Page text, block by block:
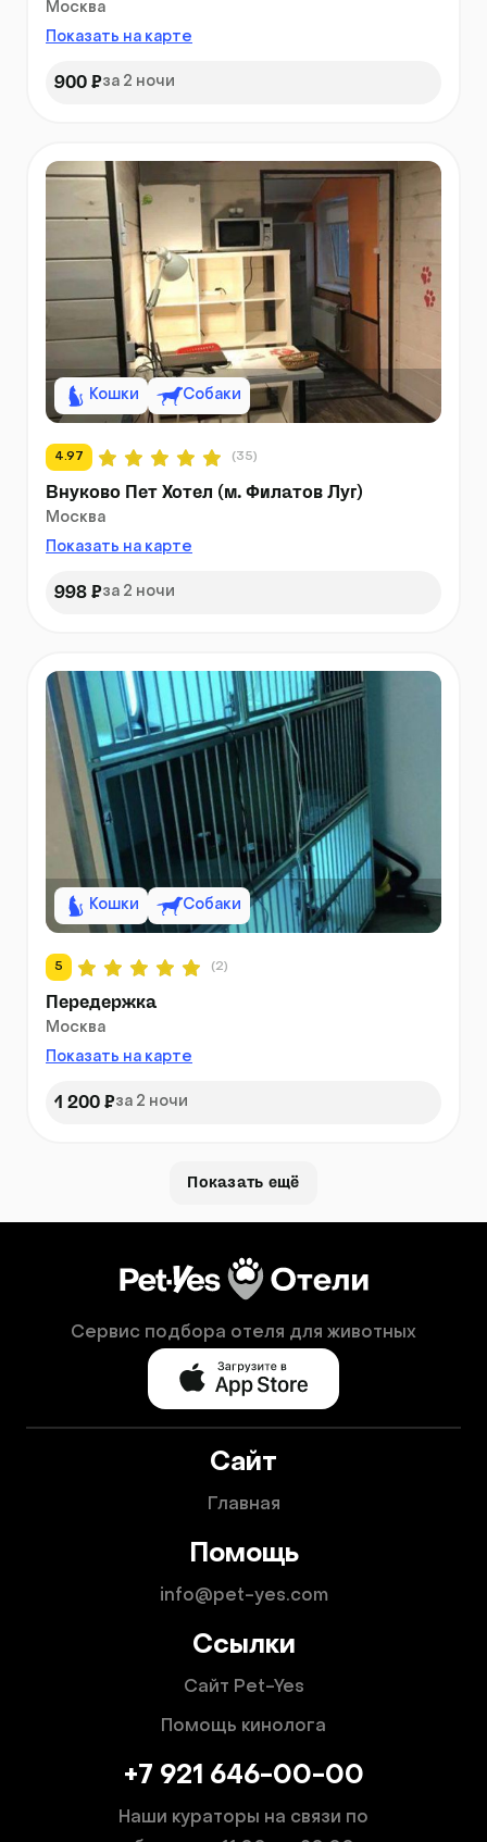
Москва
Показать на карте
900 ₽за 2 ночи
Кошки Собаки
4.97 (35)
Внуково Пет Хотел (м. Филатов Луг)
Москва
Показать на карте
998 ₽за 2 ночи
Кошки Собаки
5 (2)
Передержка
Москва
Показать на карте
1 200 ₽за 2 ночи
Показать ещё
Сервис подбора отеля для животных
Сайт
Главная
Помощь
info@pet-yes.com
Ссылки
Сайт Pet-Yes
Помощь кинолога
+7 921 646-00-00
Наши кураторы на связи по